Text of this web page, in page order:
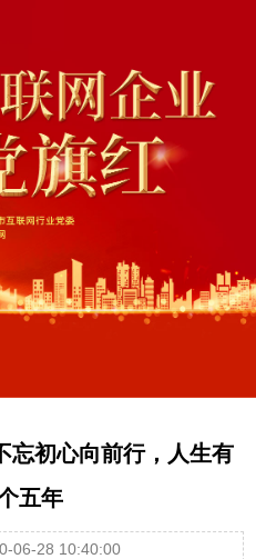
忘初心向前行，人生有
五年
06-28 10:40:00